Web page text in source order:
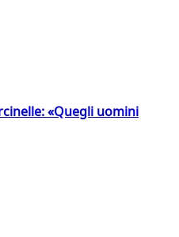
«Quegli uomini